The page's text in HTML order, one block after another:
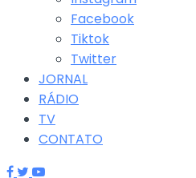
Facebook
Tiktok
Twitter
JORNAL
RÁDIO
TV
CONTATO